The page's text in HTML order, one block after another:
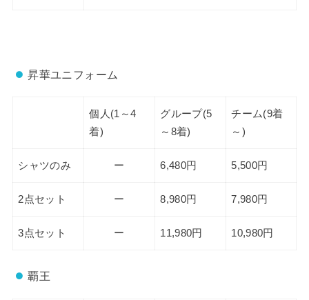
昇華ユニフォーム
個人(1～4
着)
グループ(5
～8着)
チーム(9着
～)
シャツのみ ー 6,480円 5,500円
2点セット ー 8,980円 7,980円
3点セット ー 11,980円 10,980円
覇王